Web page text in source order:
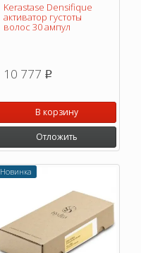
Kerastase Densifique
активатор густоты
волос 30 ампул
10 777 p
В корзину
Отложить
Новинка